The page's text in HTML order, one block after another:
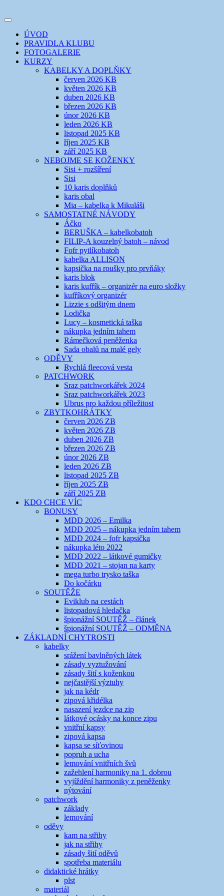
k
webuEVIKLUB
šicí klub
Toggle
navigation
ÚVOD
PRAVIDLA KLUBU
FOTOGALERIE
KURZY
KABELKY A DOPLŇKY
červen 2026 KB
květen 2026 KB
duben 2026 KB
březen 2026 KB
únor 2026 KB
leden 2026 KB
listopad 2025 KB
říjen 2025 KB
září 2025 KB
NEBOJME SE KOŽENKY
Sisi + rozšíření
Sisi
10 karis doplňků
karis obal
Mia – kabelka k Mikuláši
SAMOSTATNÉ NÁVODY
Áčko
BERUŠKA – kabelkobatoh
FILIP-A kouzelný batoh – návod
Fofr pytlíkobatoh
kabelka ALLISON
kapsička na roušky pro prvňáky
karis blok
karis kufřík – organizér na euro složky
kufříkový organizér
Lizzie s odšitým dnem
Lodička
Lucy – kosmetická taška
nákupka jedním tahem
Rámečková peněženka
Sada obalů na malé gely
ODĚVY
Rychlá fleecová vesta
PATCHWORK
Sraz patchworkářek 2024
Sraz patchworkářek 2023
Ubrus pro každou příležitost
ZBYTKOHRÁTKY
červen 2026 ZB
květen 2026 ZB
duben 2026 ZB
březen 2026 ZB
únor 2026 ZB
leden 2026 ZB
listopad 2025 ZB
říjen 2025 ZB
září 2025 ZB
KDO CHCE VÍC
BONUSY
MDD 2026 – Emilka
MDD 2025 – nákupka jedním tahem
MDD 2024 – fofr kapsička
nákupka léto 2022
MDD 2022 – látkové gumičky
MDD 2021 – stojan na karty
mega turbo trysko taška
Do kočárku
SOUTĚŽE
Eviklub na cestách
listopadová hledačka
špionážní SOUTĚŽ – článek
špionážní SOUTĚŽ – ODMĚNA
ZÁKLADNÍ CHYTROSTI
kabelky
srážení bavlněných látek
zásady vyztužování
zásady šití s koženkou
nejčastější výztuhy
jak na kédr
zipová křidélka
nasazení jezdce na zip
látkové ocásky na konce zipu
vnitřní kapsy
zipová kapsa
kapsa se síťovinou
popruh a ucha
lemování vnitřních švů
zažehlení harmoniky na 1. dobrou
vyjíždění harmoniky z peněženky
nýtování
patchwork
základy
lemování
oděvy
kam na střihy
jak na střihy
zásady šití oděvů
spotřeba materiálu
didaktické hrátky
plst
materiál